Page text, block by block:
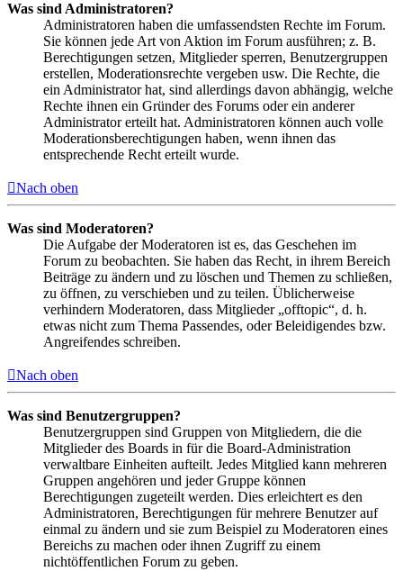
Was sind Administratoren?
Administratoren haben die umfassendsten Rechte im Forum.
Sie können jede Art von Aktion im Forum ausführen; z. B.
Berechtigungen setzen, Mitglieder sperren, Benutzergruppen
erstellen, Moderationsrechte vergeben usw. Die Rechte, die
ein Administrator hat, sind allerdings davon abhängig, welche
Rechte ihnen ein Gründer des Forums oder ein anderer
Administrator erteilt hat. Administratoren können auch volle
Moderationsberechtigungen haben, wenn ihnen das
entsprechende Recht erteilt wurde.
Nach oben
Was sind Moderatoren?
Die Aufgabe der Moderatoren ist es, das Geschehen im
Forum zu beobachten. Sie haben das Recht, in ihrem Bereich
Beiträge zu ändern und zu löschen und Themen zu schließen,
zu öffnen, zu verschieben und zu teilen. Üblicherweise
verhindern Moderatoren, dass Mitglieder „offtopic“, d. h.
etwas nicht zum Thema Passendes, oder Beleidigendes bzw.
Angreifendes schreiben.
Nach oben
Was sind Benutzergruppen?
Benutzergruppen sind Gruppen von Mitgliedern, die die
Mitglieder des Boards in für die Board-Administration
verwaltbare Einheiten aufteilt. Jedes Mitglied kann mehreren
Gruppen angehören und jeder Gruppe können
Berechtigungen zugeteilt werden. Dies erleichtert es den
Administratoren, Berechtigungen für mehrere Benutzer auf
einmal zu ändern und sie zum Beispiel zu Moderatoren eines
Bereichs zu machen oder ihnen Zugriff zu einem
nichtöffentlichen Forum zu geben.